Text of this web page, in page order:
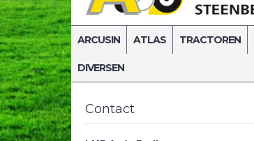
ARCUSIN ATLAS TRACTOREN
DIVERSEN
Home Contact
Contact